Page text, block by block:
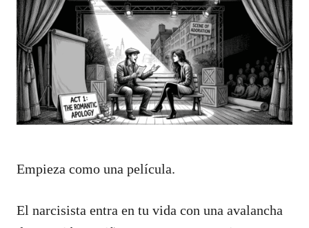
Empieza como una película.
El narcisista entra en tu vida con una avalancha